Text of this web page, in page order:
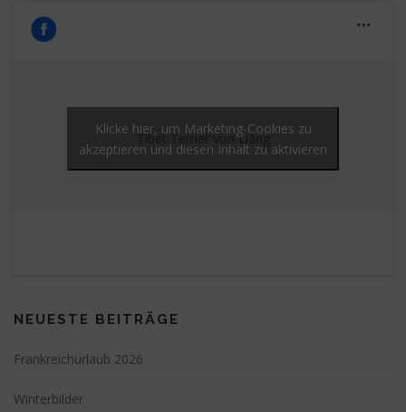
Tibet Terrier von Liáng
Klicke hier, um Marketing-Cookies zu
akzeptieren und diesen Inhalt zu aktivieren
NEUESTE BEITRÄGE
Frankreichurlaub 2026
Winterbilder